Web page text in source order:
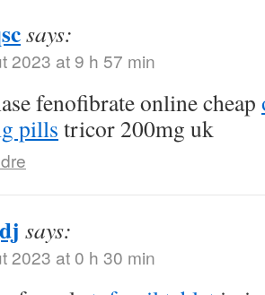
says:
2023 at 9 h 57 min
fenofibrate online cheap
pills tricor 200mg uk
says:
2023 at 0 h 30 min